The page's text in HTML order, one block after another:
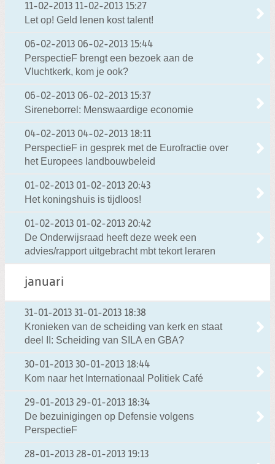
11-02-2013 11-02-2013 15:27
Let op! Geld lenen kost talent!
06-02-2013 06-02-2013 15:44
PerspectieF brengt een bezoek aan de
Vluchtkerk, kom je ook?
06-02-2013 06-02-2013 15:37
Sireneborrel: Menswaardige economie
04-02-2013 04-02-2013 18:11
PerspectieF in gesprek met de Eurofractie over
het Europees landbouwbeleid
01-02-2013 01-02-2013 20:43
Het koningshuis is tijdloos!
01-02-2013 01-02-2013 20:42
De Onderwijsraad heeft deze week een
advies/rapport uitgebracht mbt tekort leraren
januari
31-01-2013 31-01-2013 18:38
Kronieken van de scheiding van kerk en staat
deel II: Scheiding van SILA en GBA?
30-01-2013 30-01-2013 18:44
Kom naar het Internationaal Politiek Café
29-01-2013 29-01-2013 18:34
De bezuinigingen op Defensie volgens
PerspectieF
28-01-2013 28-01-2013 19:13